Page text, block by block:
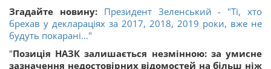
Згадайте новину:
Президент Зеленський - "Ті, хто
брехав у деклараціях за 2017, 2018, 2019 роки, вже не
будуть покарані..."
"Позиція НАЗК залишається незмінною: за умисне
зазначення недостовірних відомостей на більш ніж